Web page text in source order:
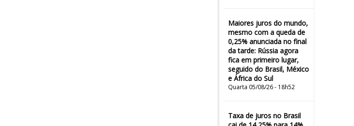
Maiores juros do mundo,
mesmo com a queda de
0,25% anunciada no final
da tarde: Rússia agora
fica em primeiro lugar,
seguido do Brasil, México
e África do Sul
Quarta 05/08/26 - 18h52
Taxa de juros no Brasil